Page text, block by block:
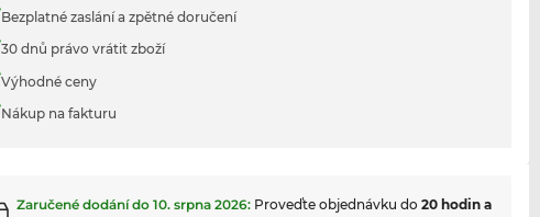
Bezplatné zaslání a zpětné doručení
30 dnů právo vrátit zboží
Výhodné ceny
Nákup na fakturu
Zaručené dodání do10. srpna 2026: Proveďte objednávku do20 hodin a